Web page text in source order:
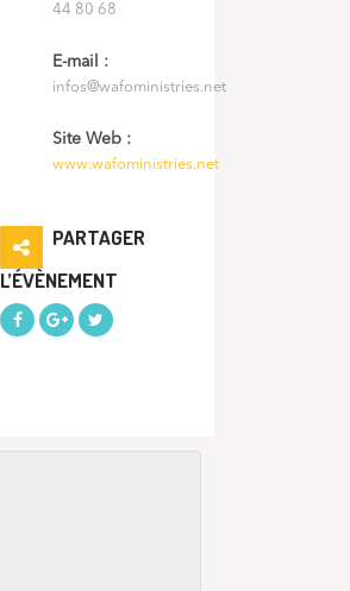
44 80 68
E-mail :
infos@wafoministries.net
Site Web :
www.wafoministries.net
PARTAGER
L’ÉVÈNEMENT